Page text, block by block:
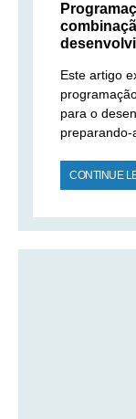
Este artigo
para o
preparando-
CONTINUE